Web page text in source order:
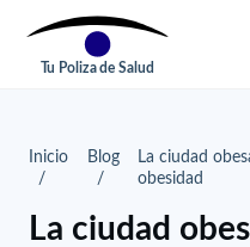
Tu Poliza de Salud
Inicio Blog
La ciudad
obesidad
La ciudad